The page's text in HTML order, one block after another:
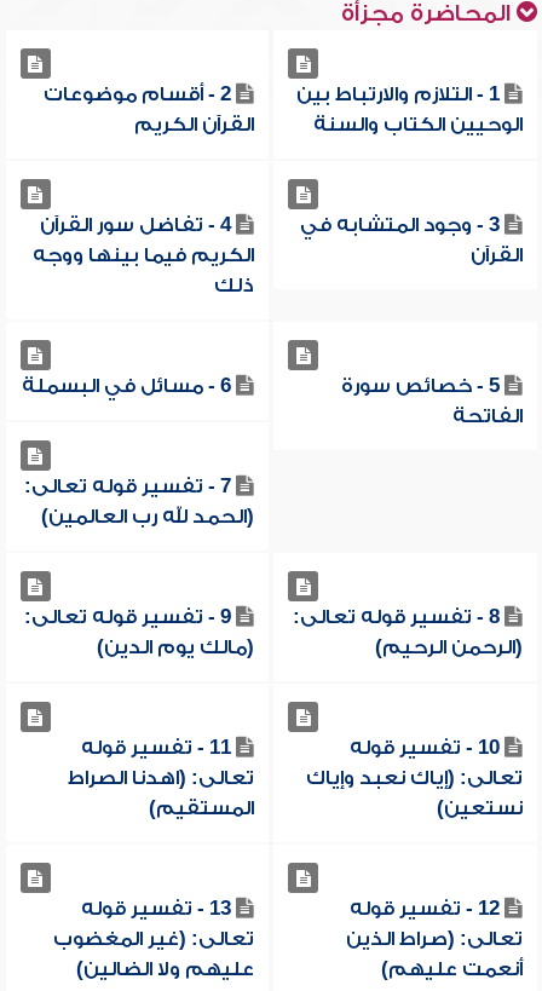
المحاضرة مجزأة
1 - التلازم والارتباط بين
الوحيين الكتاب والسنة
2 - أقسام موضوعات
القرآن الكريم
3 - وجود المتشابه في
القرآن
4 - تفاضل سور القرآن
الكريم فيما بينها ووجه
ذلك
5 - خصائص سورة
الفاتحة
6 - مسائل في البسملة
7 - تفسير قوله تعالى:
(الحمد لله رب العالمين)
8 - تفسير قوله تعالى:
(الرحمن الرحيم)
9 - تفسير قوله تعالى:
(مالك يوم الدين)
10 - تفسير قوله
تعالى: (إياك نعبد وإياك
نستعين)
11 - تفسير قوله
تعالى: (اهدنا الصراط
المستقيم)
12 - تفسير قوله
تعالى: (صراط الذين
أنعمت عليهم)
13 - تفسير قوله
تعالى: (غير المغضوب
عليهم ولا الضالين)